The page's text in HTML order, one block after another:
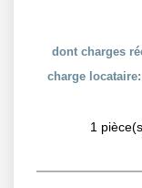
dont charges
charge locataire:
1